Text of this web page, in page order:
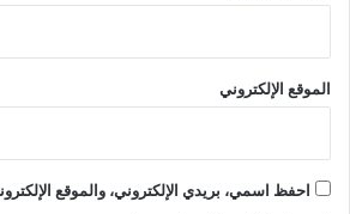
الموقع الإلكتروني
احفظ اسمي، بريدي الإلكتروني، والموقع